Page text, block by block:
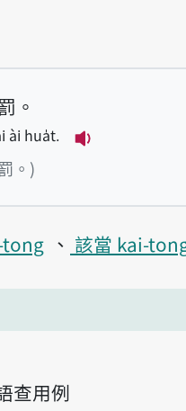
。
ài hua̍t.
。)
tong 該當 kai-
查用例